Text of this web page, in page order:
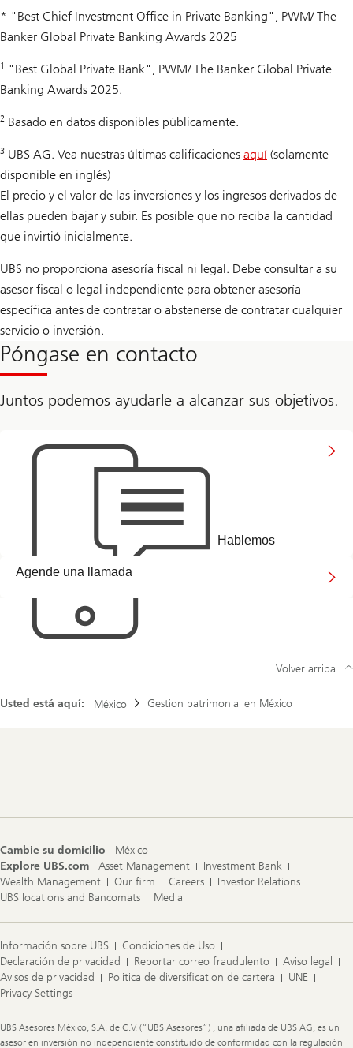
* "Best Chief Investment Office in Private Banking", PWM/ The
Banker Global Private Banking Awards 2025
1 "Best Global Private Bank", PWM/ The Banker Global Private
Banking Awards 2025.
2 Basado en datos disponibles públicamente.
3 UBS AG. Vea nuestras últimas calificaciones aquí (solamente
disponible en inglés)
El precio y el valor de las inversiones y los ingresos derivados de
ellas pueden bajar y subir. Es posible que no reciba la cantidad
que invirtió inicialmente.
UBS no proporciona asesoría fiscal ni legal. Debe consultar a su
asesor fiscal o legal independiente para obtener asesoría
específica antes de contratar o abstenerse de contratar cualquier
servicio o inversión.
Póngase en contacto
Juntos podemos ayudarle a alcanzar sus objetivos.
Hablemos
Agende una llamada
una
Usted está aquí: México Gestion patrimonial en México
Volver arriba
Cambie su domicilio
México
Explore UBS.com
Asset Management
Investment Bank
Wealth Management
Our firm Careers
Investor Relations
UBS locations and Bancomats
Media
Información sobre UBS
Condiciones de Uso
Declaración de privacidad
Reportar correo fraudulento
Aviso legal
Avisos de privacidad
Politica de diversification de cartera
UNE
Privacy Settings
Legal
Information
UBS Asesores México, S.A. de C.V. (“UBS Asesores”) , una afiliada de UBS AG, es un
asesor en inversión no independiente constituido de conformidad con la regulación